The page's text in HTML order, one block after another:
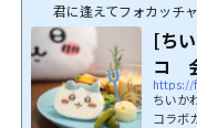
君に逢えてフォカッチャ
[ち
コ
https://
ちいか
コラボ